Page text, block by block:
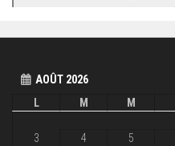
AOÛT 2026
L
M M
3
4 5